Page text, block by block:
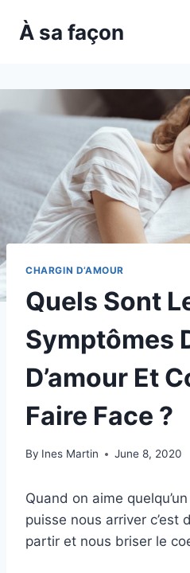
À sa façon
CHARGIN D’AMOUR
Quels Sont
Symptômes
D’amour Et
Faire Face ?
By Ines Martin June 8, 2020
Quand on aime
puisse nous arriver c’est
partir et nous briser le